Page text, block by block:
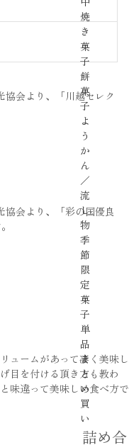
焼
き
菓
子
餅
菓
子
よ
う
か
ん
／
流
し
物
季
節
限
定
菓
子
単
品
ま
と
め
買
い
詰め合
協会より、「川越セレク
協会より、「彩の国優良
ュームがあって凄く美味し
目を付ける頂き方も教わ
味違って美味しい食べ方で